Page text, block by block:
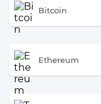
Bitcoin
Ethereum